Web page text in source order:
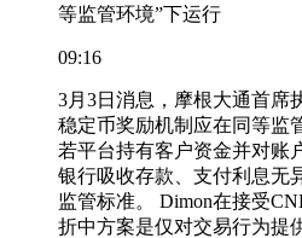
等监管环境”下运行
09:16
3月3日消息，摩根大通首席
稳定币奖励机制应在同等监
若平台持有客户资金并对账
银行吸收存款、支付利息无
监管标准。 Dimon在接受
折中方案是仅对交易行为提